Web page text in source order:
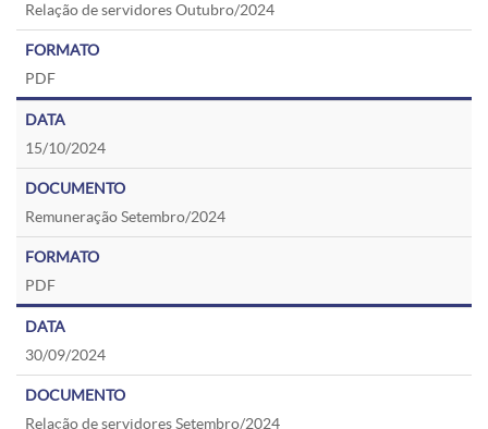
Relação de servidores Outubro/2024
PDF
15/10/2024
Remuneração Setembro/2024
PDF
30/09/2024
Relação de servidores Setembro/2024